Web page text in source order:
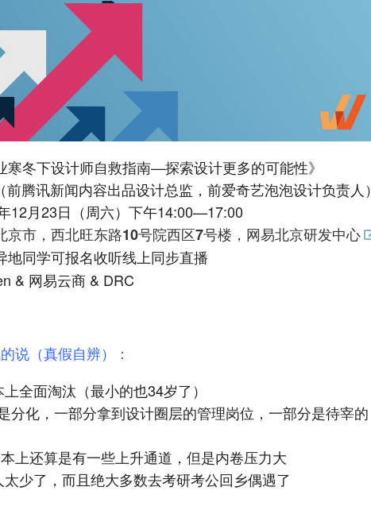
寒冬下设计师自救指南—探索设计更多的可能性》
前腾讯新闻内容出品设计总监，前爱奇艺泡泡设计负责人）
12月23日（周六）下午14:00—17:00
京市，西北旺东路10号院西区7号楼，网易北京研发中心
地同学可报名收听线上同步直播
& 网易云商 & DRC
说（真假自辨）：
全面淘汰（最小的也34岁了）
分化，一部分拿到设计圈层的管理岗位，一部分是待宰的
上还算是有一些上升通道，但是内卷压力大
少了，而且绝大多数去考研考公回乡偶遇了